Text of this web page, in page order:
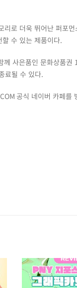
리로 더욱 뛰어난 퍼포먼
수 있는 제품이다.
께 사은품인 문화상품권 1
료될 수 있다.
공식 네이버 카페를